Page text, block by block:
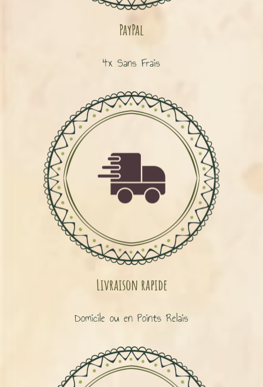
PayPal
4x Sans Frais
Livraison rapide
Domicile ou en Points Relais